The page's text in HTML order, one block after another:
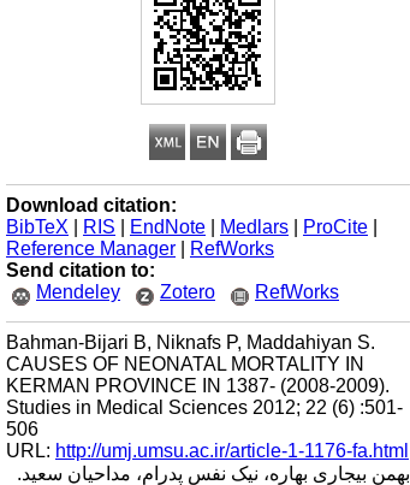
Download citation:
BibTeX
RIS EndNote Medlars ProCite
Reference Manager
RefWorks
Send citation to:
Mendeley
Zotero RefWorks
Bahman-Bijari B, Niknafs P, Maddahiyan S.
CAUSES OF NEONATAL MORTALITY IN
KERMAN PROVINCE IN 1387- (2008-2009).
Studies in Medical Sciences 2012; 22 (6) :501-
506
URL: http://umj.umsu.ac.ir/article-1-1176-fa.html
بهمن بیجاری بهاره، نیک نفس پدرام، مداحیان سعید.